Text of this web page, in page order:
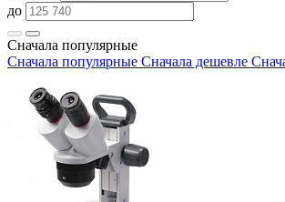
до
Сначала популярные
Сначала популярные Сначала дешевле